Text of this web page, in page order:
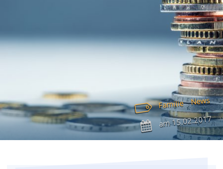
Familie News
am15.02.2017